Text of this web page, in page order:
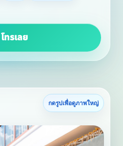
โทรเลย
กดรูปเพื่อดูภาพใหญ่